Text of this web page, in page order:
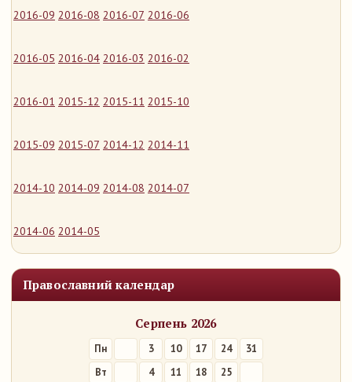
2016-09 2016-08 2016-07 2016-06
2016-05 2016-04 2016-03 2016-02
2016-01 2015-12 2015-11 2015-10
2015-09 2015-07 2014-12 2014-11
2014-10 2014-09 2014-08 2014-07
2014-06 2014-05
Православний календар
Серпень 2026
Пн 3 10 17 24
31
Вт
4 11 18
25